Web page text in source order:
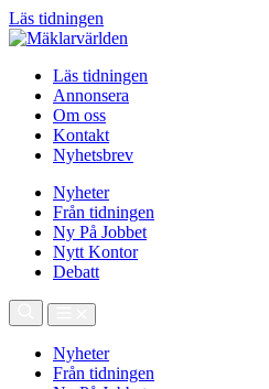
Läs tidningen
Läs tidningen
Annonsera
Om oss
Kontakt
Nyhetsbrev
Nyheter
Från tidningen
Ny På Jobbet
Nytt Kontor
Debatt
Nyheter
Från tidningen